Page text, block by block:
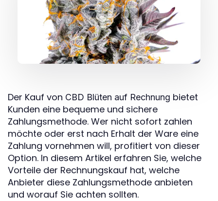
Der Kauf von CBD Blüten auf Rechnung bietet
Kunden eine bequeme und sichere
Zahlungsmethode. Wer nicht sofort zahlen
möchte oder erst nach Erhalt der Ware eine
Zahlung vornehmen will, profitiert von dieser
Option. In diesem Artikel erfahren Sie, welche
Vorteile der Rechnungskauf hat, welche
Anbieter diese Zahlungsmethode anbieten
und worauf Sie achten sollten.